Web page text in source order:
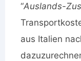
“Auslands-
aus Italien